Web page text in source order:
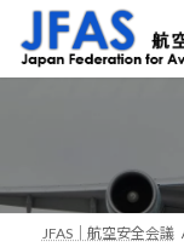
ン
ッ
ー
移
JFAS｜航空安全会議